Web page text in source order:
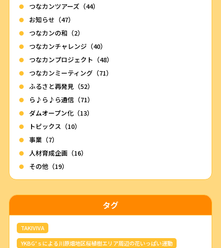
つなカンツアーズ（44）
お知らせ（47）
つなカンの和（2）
つなカンチャレンジ（40）
つなカンプロジェクト（48）
つなカンミーティング（71）
ふるさと再発見（52）
ら♪ら♪ら通信（71）
ダムオープン化（13）
トピックス（10）
事業（7）
人材育成企画（16）
その他（19）
タグ
TAKIVIVA
YKBG’ｓによる川原畑地区桜植樹エリア周辺の花いっぱい運動